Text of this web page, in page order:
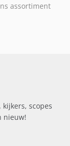
assortiment
scopes
nieuw!